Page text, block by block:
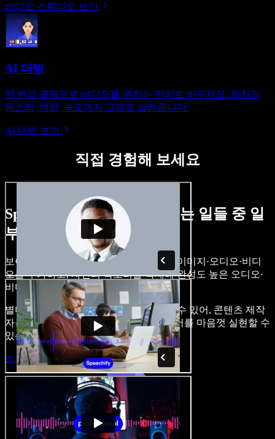
비디오 스튜디오 보기
AI 더빙
한 번의 클릭으로 비디오를 원하는 언어로 바꾸세요. 화자의
목소리, 억양, 속도까지 그대로 살려줍니다.
AI 더빙 보기
직접 경험해 보세요
Speechify Studio로 할 수 있는 일들 중 일
부입니다.
보이스오버를 만들고, 로열티 프리 스톡 이미지·오디오·비디
오를 추가하고, 자신의 목소리를 복제해 완성도 높은 오디오·
비디오 프로젝트를 완성할 수 있습니다.
별다른 학습 없이 브라우저에서 바로 쓸 수 있어, 콘텐츠 제작
자는 기존의 제약을 벗어나 모든 아이디어를 마음껏 실현할 수
있습니다.
스튜디오 시작하기